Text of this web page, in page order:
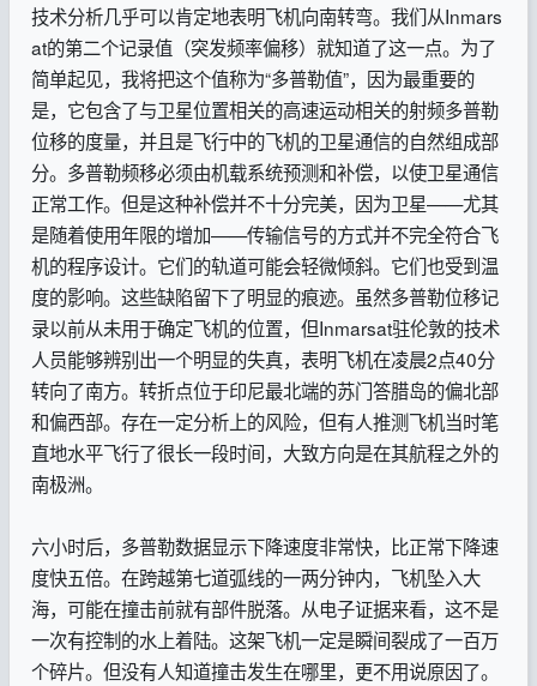
技术分析几乎可以肯定地表明飞机向南转弯。我们从Inmars
at的第二个记录值（突发频率偏移）就知道了这一点。为了
简单起见，我将把这个值称为“多普勒值”，因为最重要的
是，它包含了与卫星位置相关的高速运动相关的射频多普勒
位移的度量，并且是飞行中的飞机的卫星通信的自然组成部
分。多普勒频移必须由机载系统预测和补偿，以使卫星通信
正常工作。但是这种补偿并不十分完美，因为卫星——尤其
是随着使用年限的增加——传输信号的方式并不完全符合飞
机的程序设计。它们的轨道可能会轻微倾斜。它们也受到温
度的影响。这些缺陷留下了明显的痕迹。虽然多普勒位移记
录以前从未用于确定飞机的位置，但Inmarsat驻伦敦的技术
人员能够辨别出一个明显的失真，表明飞机在凌晨2点40分
转向了南方。转折点位于印尼最北端的苏门答腊岛的偏北部
和偏西部。存在一定分析上的风险，但有人推测飞机当时笔
直地水平飞行了很长一段时间，大致方向是在其航程之外的
南极洲。
六小时后，多普勒数据显示下降速度非常快，比正常下降速
度快五倍。在跨越第七道弧线的一两分钟内，飞机坠入大
海，可能在撞击前就有部件脱落。从电子证据来看，这不是
一次有控制的水上着陆。这架飞机一定是瞬间裂成了一百万
个碎片。但没有人知道撞击发生在哪里，更不用说原因了。